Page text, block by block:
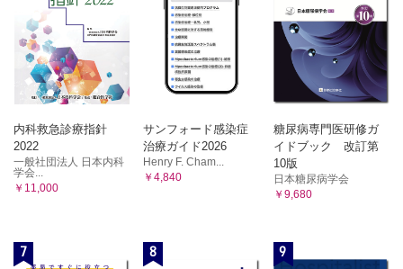
内科救急診療指針
2022
一般社団法人 日本内科
学会...
￥11,000
サンフォード感染症
治療ガイド2026
Henry F. Cham...
￥4,840
糖尿病専門医研修ガ
イドブック 改訂第
10版
日本糖尿病学会
￥9,680
7 8 9